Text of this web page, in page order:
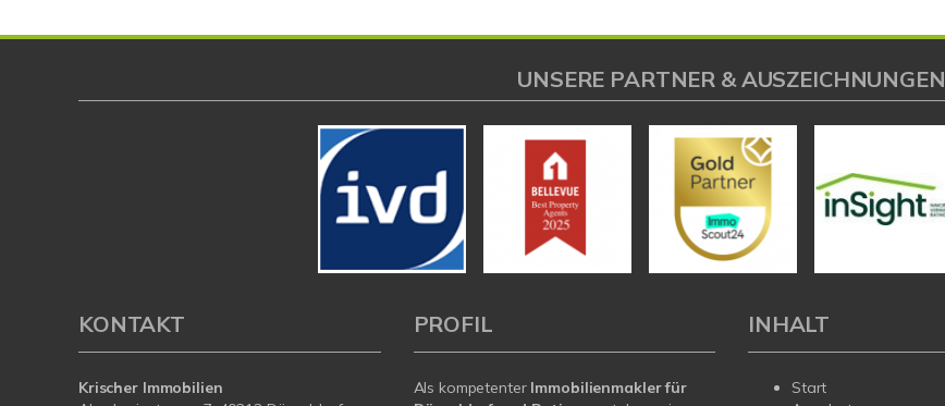
UNSERE PARTNER & AUSZEICHNUNGEN
KONTAKT
Krischer Immobilien
PROFIL
Als kompetenter Immobilienmakler für
INHALT
Start